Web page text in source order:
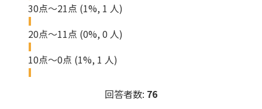
30点～21点 (1%, 1 人)
20点～11点 (0%, 0 人)
10点～0点 (1%, 1 人)
回答者数: 76